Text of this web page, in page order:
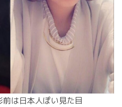
は日本人ぽい見た目